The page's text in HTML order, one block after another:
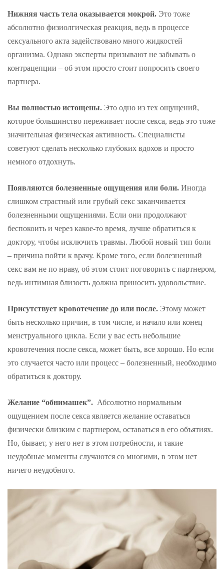
Нижняя часть тела оказывается мокрой. Это тоже
абсолютно физиолгическая реакция, ведь в процессе
сексуального акта задействовано много жидкостей
организма. Однако эксперты призывают не забывать о
контрацепции – об этом просто стоит попросить своего
партнера.
Вы полностью истощены. Это одно из тех ощущений,
которое большинство переживает после секса, ведь это тоже
значительная физическая активность. Специалисты
советуют сделать несколько глубоких вдохов и просто
немного отдохнуть.
Появляются болезненные ощущения или боли. Иногда
слишком страстный или грубый секс заканчивается
болезненными ощущениями. Если они продолжают
беспокоить и через какое-то время, лучше обратиться к
доктору, чтобы исключить травмы. Любой новый тип боли
– причина пойти к врачу. Кроме того, если болезненный
секс вам не по нраву, об этом стоит поговорить с партнером,
ведь интимная близость должна приносить удовольствие.
Присутствует кровотечение до или после. Этому может
быть несколько причин, в том числе, и начало или конец
менструального цикла. Если у вас есть небольшие
кровотечения после секса, может быть, все хорошо. Но если
это случается часто или процесс – болезненный, необходимо
обратиться к доктору.
Желание “обнимашек”. Абсолютно нормальным
ощущением после секса является желание оставаться
физически близким с партнером, оставаться в его объятиях.
Но, бывает, у него нет в этом потребности, и такие
неудобные моменты случаются со многими, в этом нет
ничего неудобного.